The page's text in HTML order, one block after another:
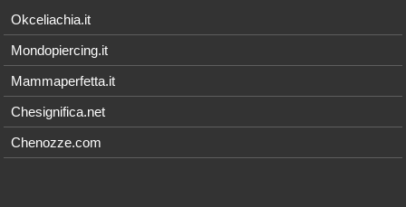
Okceliachia.it
Mondopiercing.it
Mammaperfetta.it
Chesignifica.net
Chenozze.com